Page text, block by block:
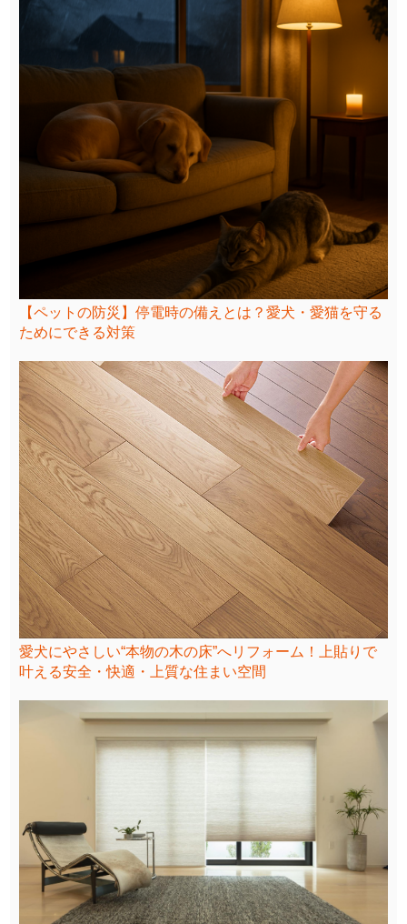
【ペットの防災】停電時の備えとは？愛犬・愛猫を守る
ためにできる対策
愛犬にやさしい“本物の木の床”へリフォーム！上貼りで
叶える安全・快適・上質な住まい空間